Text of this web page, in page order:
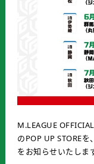
M.LEAGUE
のPOP UP STORE
をお知らせいたしま